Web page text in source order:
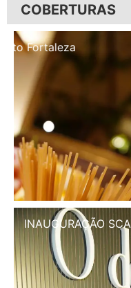
COBERTURAS
Inauguração Illa Café
INAUGURAÇÃO SCA